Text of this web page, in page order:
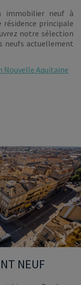
immobilier neuf à
résidence principale
notre sélection
neufs actuellement
Nouvelle Aquitaine
NEUF